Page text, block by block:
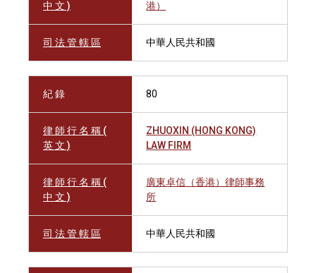
中 文 ) 港）
司 法 管 轄 區 中華人民共和國
紀 錄 80
律 師 行 名 稱 (
英 文 )
ZHUOXIN (HONG KONG)
LAW FIRM
律 師 行 名 稱 (
中 文 )
廣東卓信（香港）律師事務
所
司 法 管 轄 區 中華人民共和國